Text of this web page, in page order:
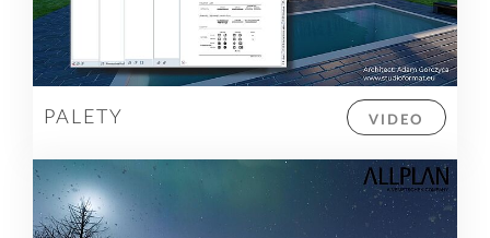
VIDEO
PALETY